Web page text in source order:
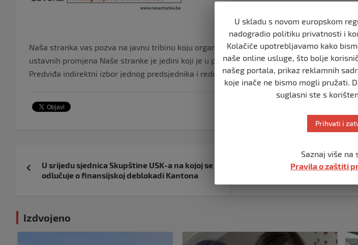
Naša stranka vas pozva na javnu tribinu koju organizuje u Bihaću u utorak, 15. februara, u
ustavnih promjena Naše stranke je jedini koji je u parlamentarnoj proceduri prošao
Predviđa indirektni izbor jednog predsjednika i reduciranje ovlasti Doma naroda.
objava
U srijedu sjednica Skupštine USK-a na kojoj se
odlučuje o finansijskoj deblokadi Kantona
Vučićev rival na izborima:
Izdvojeno
U skladu s novom europskom
nadogradio politiku privatnosti i
Kolačiće upotrebljavamo kako
naše online usluge, što bolje
našeg portala, prikaz reklamnih
koje inače ne bismo mogli pružati.
suglasni ste s
Prihvati i
Saznaj više na
Pravila o zaštiti